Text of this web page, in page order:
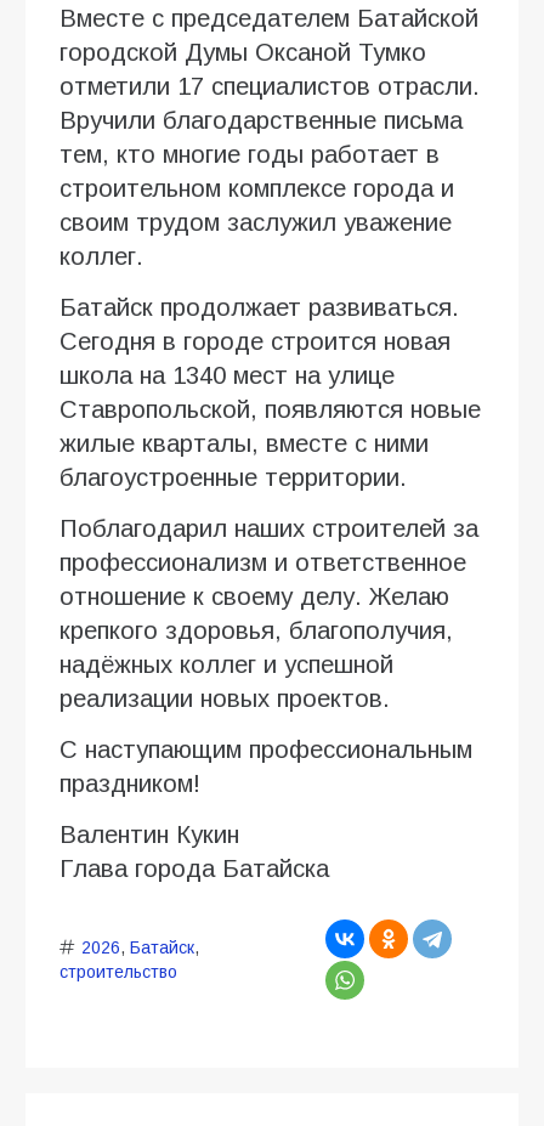
Вместе с председателем Батайской
городской Думы Оксаной Тумко
отметили 17 специалистов отрасли.
Вручили благодарственные письма
тем, кто многие годы работает в
строительном комплексе города и
своим трудом заслужил уважение
коллег.
Батайск продолжает развиваться.
Сегодня в городе строится новая
школа на 1340 мест на улице
Ставропольской, появляются новые
жилые кварталы, вместе с ними
благоустроенные территории.
Поблагодарил наших строителей за
профессионализм и ответственное
отношение к своему делу. Желаю
крепкого здоровья, благополучия,
надёжных коллег и успешной
реализации новых проектов.
С наступающим профессиональным
праздником!
Валентин Кукин
Глава города Батайска
2026, Батайск,
строительство